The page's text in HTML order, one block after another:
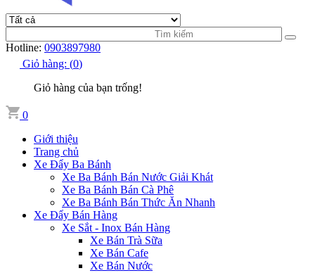
Hotline: 0903897980
Giỏ hàng: (0)
Giỏ hàng của bạn trống!
0
Giới thiệu
Trang chủ
Xe Đẩy Ba Bánh
Xe Ba Bánh Bán Nước Giải Khát
Xe Ba Bánh Bán Cà Phê
Xe Ba Bánh Bán Thức Ăn Nhanh
Xe Đẩy Bán Hàng
Xe Sắt - Inox Bán Hàng
Xe Bán Trà Sữa
Xe Bán Cafe
Xe Bán Nước